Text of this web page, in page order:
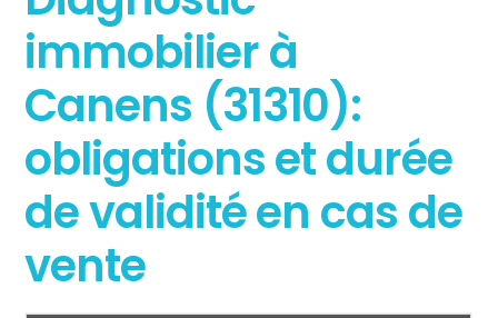
immobilier à
Canens (31310):
obligations et durée
de validité en cas de
vente